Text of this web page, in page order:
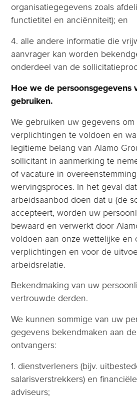
organisatiegegevens zoals
functietitel en anciënniteit); en
4. alle andere informatie die
aanvrager kan worden
onderdeel van de
Hoe we de persoonsgegevens
gebruiken.
We gebruiken uw gegevens
verplichtingen te voldoen en
legitieme belang van Alamo
sollicitant in aanmerking te
of vacature in
wervingsproces. In het geval
arbeidsaanbod doen dat u (de
accepteert, worden uw
bewaard en verwerkt door
voldoen aan onze wettelijke en
verplichtingen en voor de
arbeidsrelatie.
Bekendmaking van uw
vertrouwde derden.
We kunnen sommige van uw
gegevens bekendmaken aan
ontvangers:
1. dienstverleners (bijv.
salarisverstrekkers) en
adviseurs;